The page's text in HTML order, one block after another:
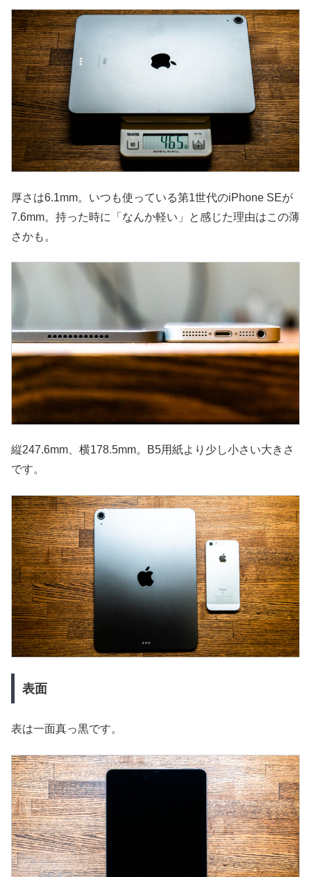
厚さは6.1mm。いつも使っている第1世代のiPhone SEが
7.6mm。持った時に「なんか軽い」と感じた理由はこの薄
さかも。
縦247.6mm、横178.5mm。B5用紙より少し小さい大きさ
です。
表面
表は一面真っ黒です。